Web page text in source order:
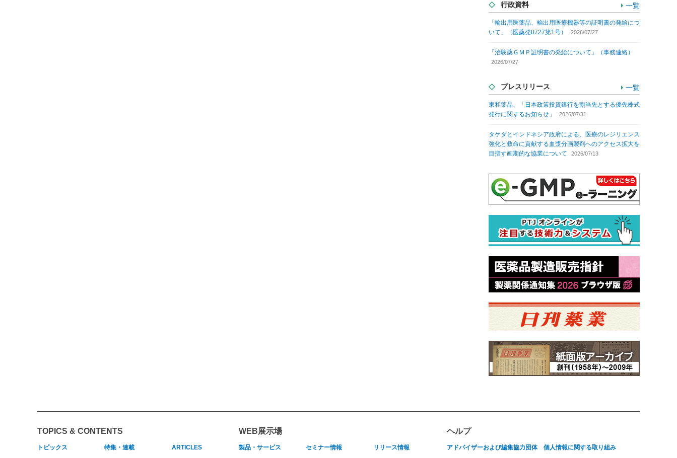
行政資料 一覧
「輸出用医薬品、輸出用医療機器等の証明書の発給につ
いて」（医薬発0727第1号）
2026/07/27
「治験薬ＧＭＰ証明書の発給について」（事務連絡）
2026/07/27
プレスリリース 一覧
東和薬品、「日本政策投資銀行を割当先とする優先株式
発行に関するお知らせ」
2026/07/31
タケダとインドネシア政府による、医療のレジリエンス
強化と救命に貢献する血漿分画製剤へのアクセス拡大を
目指す画期的な協業について
2026/07/13
TOPICS & CONTENTS
トピックス 特集・連載 ARTICLES
WEB展示場
製品・サービス セミナー情報 リリース情報
ヘルプ
アドバイザーおよび編集協力団体 個人情報に関する取り組み